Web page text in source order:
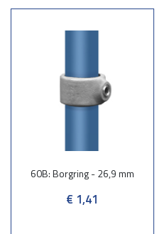
60B: Borgring - 26,9 mm
€ 1,41